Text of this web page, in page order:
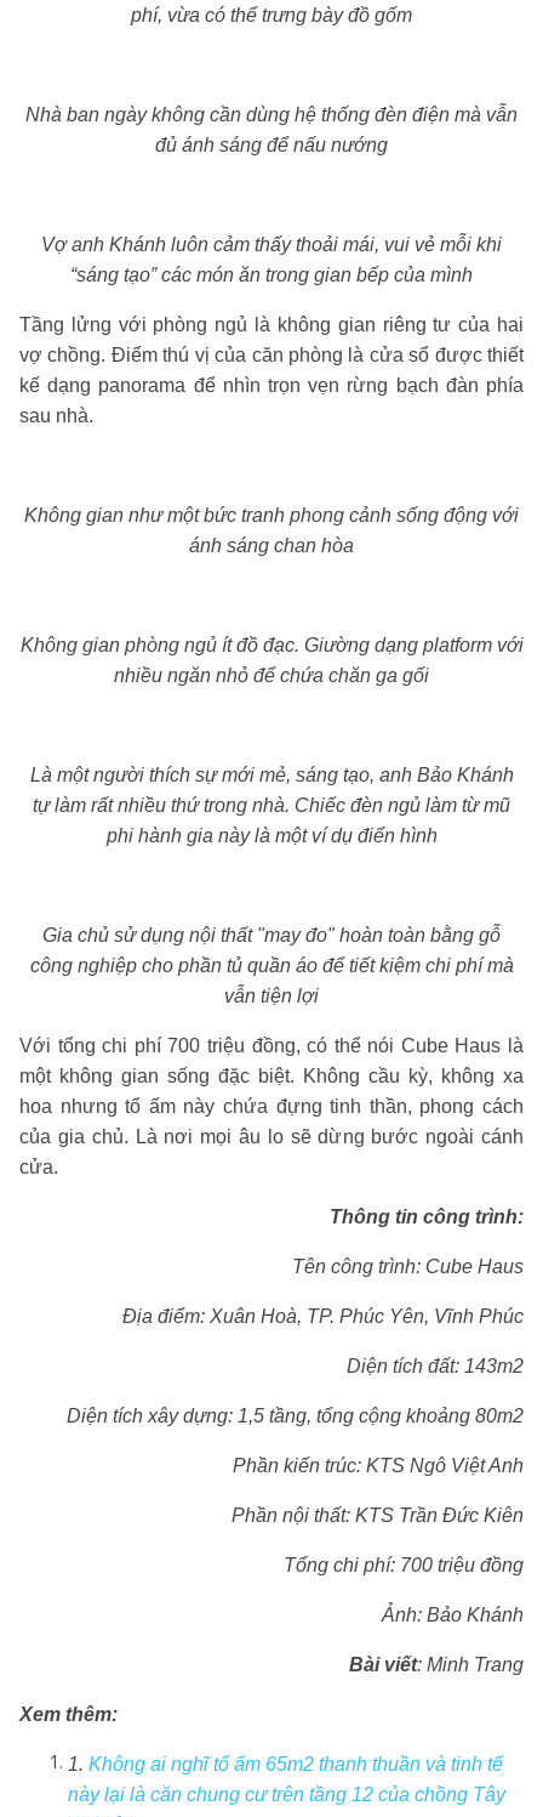
phí, vừa có thể trưng bày đồ gốm
Nhà ban ngày không cần dùng hệ thống đèn điện mà vẫn
đủ ánh sáng để nấu nướng
Vợ anh Khánh luôn cảm thấy thoải mái, vui vẻ mỗi khi
“sáng tạo” các món ăn trong gian bếp của mình
Tầng lửng với phòng ngủ là không gian riêng tư của hai
vợ chồng. Điểm thú vị của căn phòng là cửa sổ được thiết
kế dạng panorama để nhìn trọn vẹn rừng bạch đàn phía
sau nhà.
Không gian như một bức tranh phong cảnh sống động với
ánh sáng chan hòa
Không gian phòng ngủ ít đồ đạc. Giường dạng platform với
nhiều ngăn nhỏ để chứa chăn ga gối
Là một người thích sự mới mẻ, sáng tạo, anh Bảo Khánh
tự làm rất nhiều thứ trong nhà. Chiếc đèn ngủ làm từ mũ
phi hành gia này là một ví dụ điển hình
Gia chủ sử dụng nội thất "may đo" hoàn toàn bằng gỗ
công nghiệp cho phần tủ quần áo để tiết kiệm chi phí mà
vẫn tiện lợi
Với tổng chi phí 700 triệu đồng, có thể nói Cube Haus là
một không gian sống đặc biệt. Không cầu kỳ, không xa
hoa nhưng tổ ấm này chứa đựng tinh thần, phong cách
của gia chủ. Là nơi mọi âu lo sẽ dừng bước ngoài cánh
cửa.
Thông tin công trình:
Tên công trình: Cube Haus
Địa điểm: Xuân Hoà, TP. Phúc Yên, Vĩnh Phúc
Diện tích đất: 143m2
Diện tích xây dựng: 1,5 tầng, tổng cộng khoảng 80m2
Phần kiến trúc: KTS Ngô Việt Anh
Phần nội thất: KTS Trần Đức Kiên
Tổng chi phí: 700 triệu đồng
Ảnh: Bảo Khánh
Bài viết: Minh Trang
Xem thêm:
1. Không ai nghĩ tổ ấm 65m2 thanh thuần và tinh tế
này lại là căn chung cư trên tầng 12 của chồng Tây